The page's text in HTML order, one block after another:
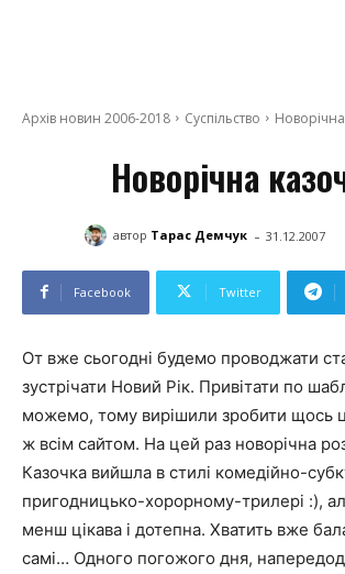
Архів новин 2006-2018 Суспільство
Новорічна
автор Тарас Демчук - 31.12.2007
Facebook Twitter
От вже сьогодні будемо проводжати
зустрічати Новий Рік. Привітати по
можемо, тому вирішили зробити щось
ж всім сайтом. На цей раз новорічна
Казочка вийшла в стилі комедійно-
пригодницько-хорорному-трилері :),
менш цікава і дотепна. Хватить вже
самі… Одного погожого дня,